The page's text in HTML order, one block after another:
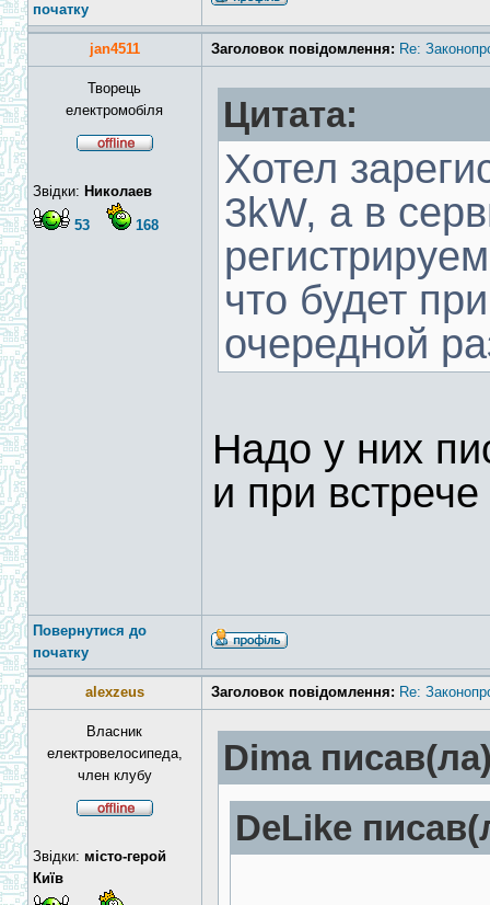
початку
jan4511 Заголовок повідомлення: Re:
Творець
електромобіля
Звідки: Николаев
53 168
Цитата:
Хотел
3kW, а в
что будет
очередной
Надо у них
и при
Повернутися до
початку
alexzeus Заголовок повідомлення: Re:
Власник
електровелосипеда,
член клубу
Звідки: місто-герой
Київ
Dima
DeLike